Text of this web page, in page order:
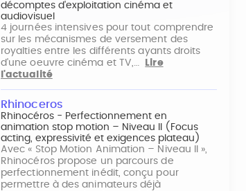
décomptes d'exploitation cinéma et
audiovisuel
4 journées intensives pour tout comprendre
sur les mécanismes de versement des
royalties entre les différents ayants droits
d'une oeuvre cinéma et TV,…
Lire
l'actualité
Rhinoceros
Rhinocéros - Perfectionnement en
animation stop motion – Niveau II (Focus
acting, expressivité et exigences plateau)
Avec « Stop Motion Animation – Niveau II »,
Rhinocéros propose un parcours de
perfectionnement inédit, conçu pour
permettre à des animateurs déjà